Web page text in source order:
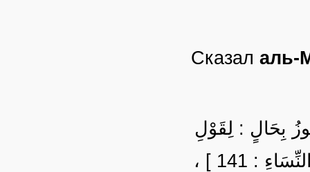
Сказал аль-
بِحَالٍ : لِقَوْلِ
اللَّهِ تَعَالَى : وَلَنْ يَجْعَلَ اللَّهُ لِلْكَافِرِينَ عَلَى الْمُؤْمِنِينَ سَبِيلًا [ النِّسَاءِ : 141 ] ،